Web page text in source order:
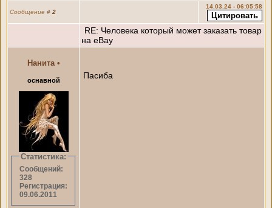
Сообщение # 2
14.03.24 - 06:05:58
RE: Человека который может заказать товар
на eBay
Нанита •
оснавной
Статистика:
Сообщений:
328
Регистрация:
09.06.2011
Пасиба